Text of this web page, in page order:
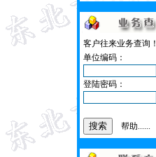
客户往来业务查询！
单位编码：
登陆密码：
帮助......